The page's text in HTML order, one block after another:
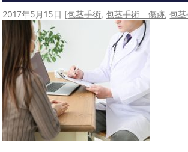
2017年5月15日 [包茎手術,包茎手術 傷跡,包